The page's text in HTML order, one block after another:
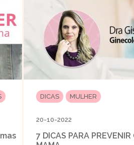
DICAS MULHER
20-10-2022
7 DICAS PARA PREVENIR